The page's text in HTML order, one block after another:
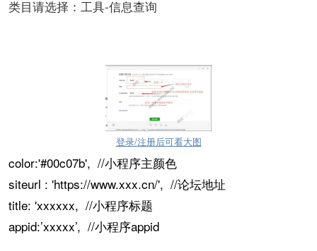
类目请选择：工具-信息查询
登录/注册后可看大图
color:'#00c07b', //小程序主颜色
siteurl : 'https://www.xxx.cn/', //论坛地址
title: 'xxxxxx, //小程序标题
appid:’xxxxx’, //小程序appid